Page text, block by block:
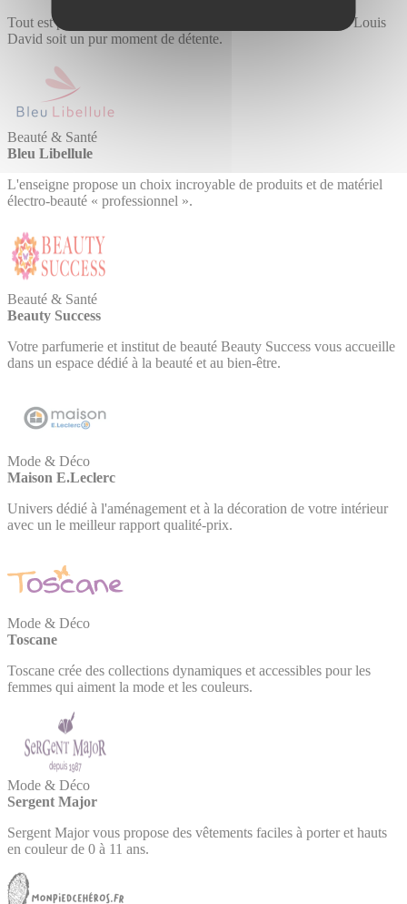
Tout est pensé pour que votre visite chez votre coiffeur Jean Louis
David soit un pur moment de détente.
Beauté & Santé
Bleu Libellule
L'enseigne propose un choix incroyable de produits et de matériel
électro-beauté « professionnel ».
Beauté & Santé
Beauty Success
Votre parfumerie et institut de beauté Beauty Success vous accueille
dans un espace dédié à la beauté et au bien-être.
Mode & Déco
Maison E.Leclerc
Univers dédié à l'aménagement et à la décoration de votre intérieur
avec un le meilleur rapport qualité-prix.
Mode & Déco
Toscane
Toscane crée des collections dynamiques et accessibles pour les
femmes qui aiment la mode et les couleurs.
Mode & Déco
Sergent Major
Sergent Major vous propose des vêtements faciles à porter et hauts
en couleur de 0 à 11 ans.